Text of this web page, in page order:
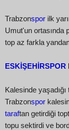
Trabzonspor ilk
Umut'un ortasında
top az farkla
ESKİŞEHİRSPOR
Kalesinde
Trabzonspor
taraftan getirdiği
topu sektirdi ve